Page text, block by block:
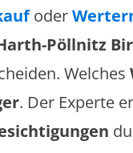
oder
Pöllnitz
Welches
. Der Experte